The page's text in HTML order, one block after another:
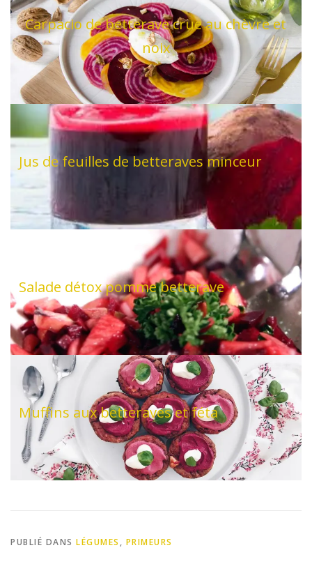
Carpacio de betterave crue au chèvre et
noix
Jus de feuilles de betteraves minceur
Salade détox pomme betterave
Muffins aux betteraves et féta
PUBLIÉ DANS LÉGUMES , PRIMEURS